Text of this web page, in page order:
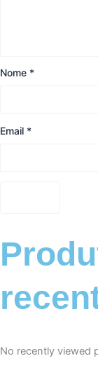
Nome *
Email *
No recently viewed